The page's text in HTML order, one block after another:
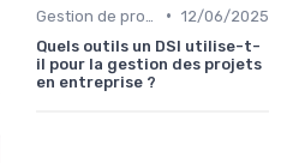
• 12/06/2025
Quels outils un DSI utilise-t-
il pour la gestion des projets
en entreprise ?